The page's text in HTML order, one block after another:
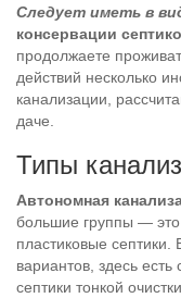
Следует иметь в
консервации
продолжаете
действий несколько
канализации,
даче.
Типы
Автономная
большие группы — это
пластиковые
вариантов, здесь
септики тонкой